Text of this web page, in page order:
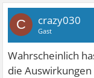
C crazy030
Gast
Wahrscheinlich
die Auswirkungen